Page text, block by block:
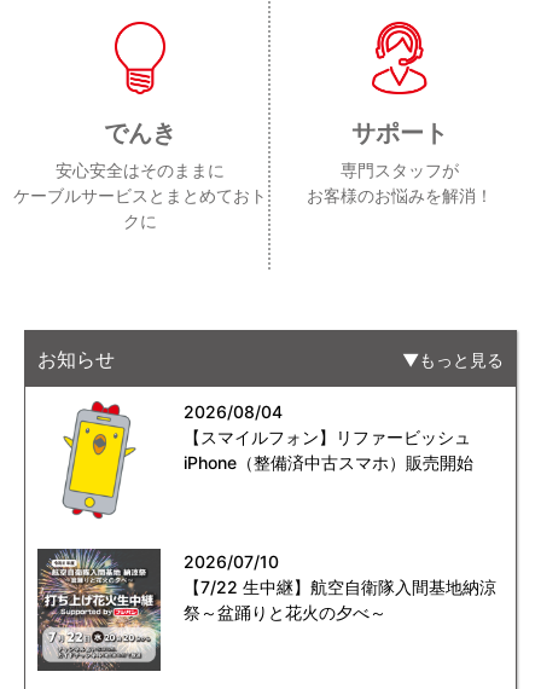
でんき
安心安全はそのままに
ケーブルサービスとまとめておト
クに
サポート
専門スタッフが
お客様のお悩みを解消！
お知らせ もっと見る
2026/08/04
【スマイルフォン】リファービッシュ
iPhone（整備済中古スマホ）販売開始
2026/07/10
【7/22 生中継】航空自衛隊入間基地納涼
祭～盆踊りと花火の夕べ～